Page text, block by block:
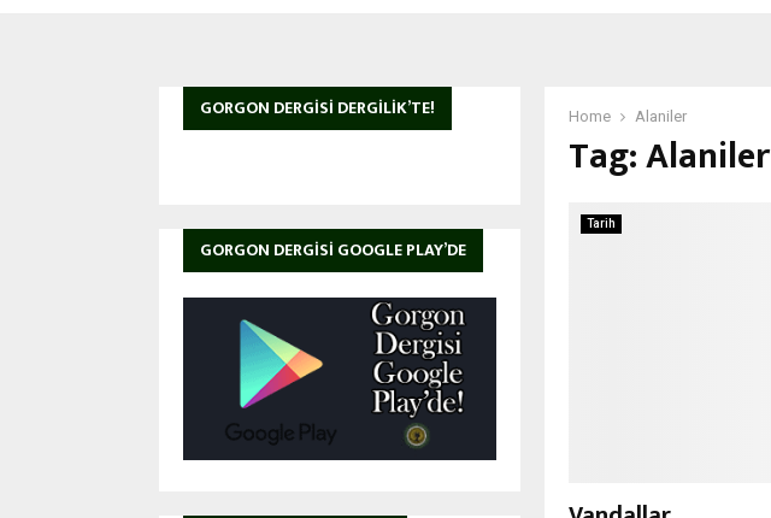
Home Alaniler
Tag:Alaniler
Tarih
GORGON DERGISI DERGILIK’TE!
GORGON DERGISI GOOGLE PLAY’DE